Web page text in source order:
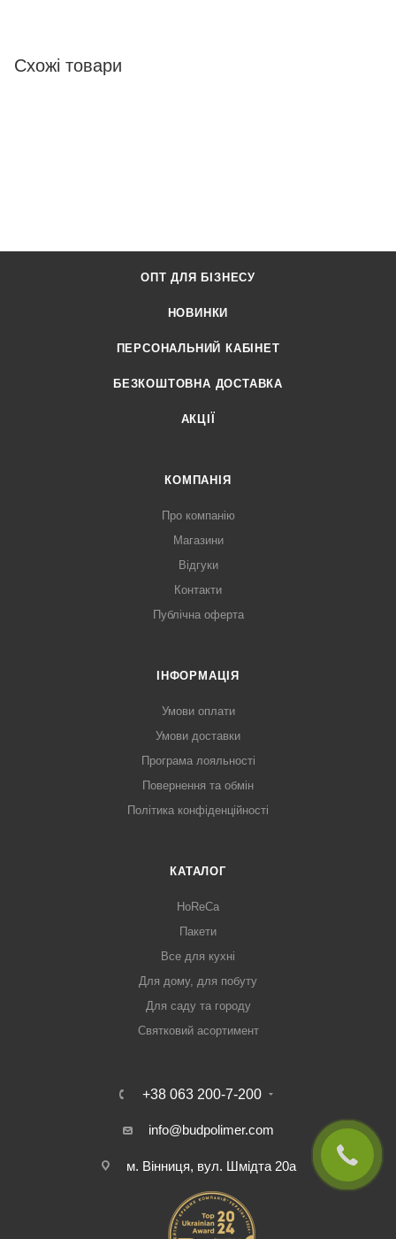
Схожі товари
ОПТ ДЛЯ БІЗНЕСУ
НОВИНКИ
ПЕРСОНАЛЬНИЙ КАБІНЕТ
БЕЗКОШТОВНА ДОСТАВКА
АКЦІЇ
КОМПАНІЯ
Про компанію
Магазини
Відгуки
Контакти
Публічна оферта
ІНФОРМАЦІЯ
Умови оплати
Умови доставки
Програма лояльності
Повернення та обмін
Політика конфіденційності
КАТАЛОГ
HoReCa
Пакети
Все для кухні
Для дому, для побуту
Для саду та городу
Святковий асортимент
+38 063 200-7-200
info@budpolimer.com
м. Вінниця, вул. Шмідта 20а